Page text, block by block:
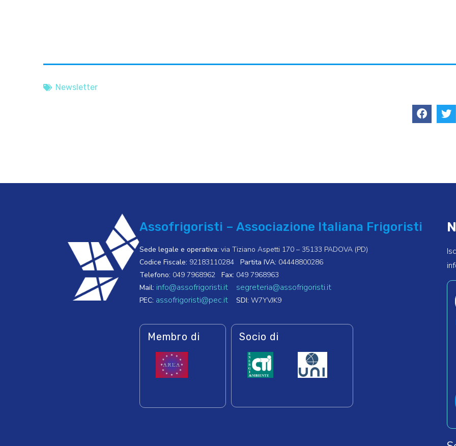
Newsletter
Assofrigoristi – Associazione Italiana Frigoristi
Sede legale e operativa: via Tiziano Aspetti 170 – 35133 PADOVA (PD)
Codice Fiscale: 92183110284 Partita IVA: 04448800286
Telefono: 049 7968962 Fax: 049 7968963
Mail: info@assofrigoristi.it segreteria@assofrigoristi.it
PEC: assofrigoristi@pec.it SDI: W7YVJK9
Membro di Socio di